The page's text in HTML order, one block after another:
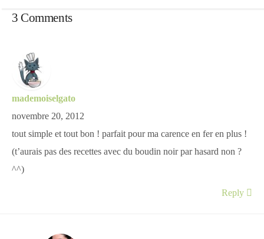
3 Comments
mademoiselgato
novembre 20, 2012
tout simple et tout bon ! parfait pour ma carence en fer en plus !
(t’aurais pas des recettes avec du boudin noir par hasard non ?
^^)
Reply